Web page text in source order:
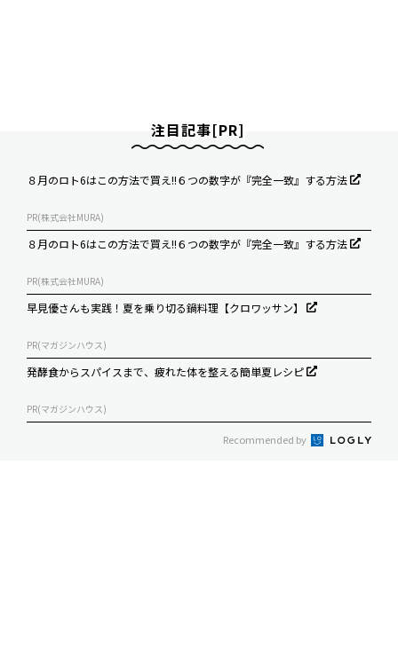
注目記事[PR]
８月のロト6はこの方法で買え!!６つの数字が『完全一致』する方法
PR(株式会社MURA)
８月のロト6はこの方法で買え!!６つの数字が『完全一致』する方法
PR(株式会社MURA)
早見優さんも実践！夏を乗り切る鍋料理【クロワッサン】
PR(マガジンハウス)
発酵食からスパイスまで、疲れた体を整える簡単夏レシピ
PR(マガジンハウス)
Recommended by